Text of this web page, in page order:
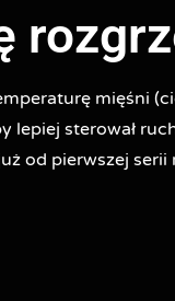
mięśni
lepiej sterował
od pierwszej